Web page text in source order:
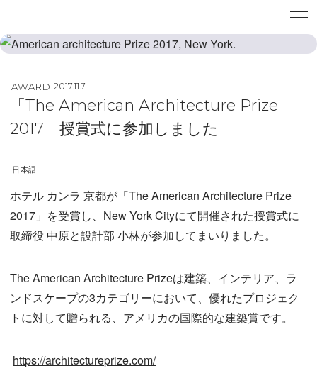
AWARD 2017.11.7
「The American Architecture Prize
2017」授賞式に参加しました
日本語
ホテル カンラ 京都が「The American Architecture Prize
2017」を受賞し、New York Cityにて開催された授賞式に
取締役 中原と設計部 小林が参加してまいりました。
The American Architecture Prizeは建築、インテリア、ラ
ンドスケープの3カテゴリーにおいて、優れたプロジェク
トに対して贈られる、アメリカの国際的な建築賞です。
https://architectureprize.com/